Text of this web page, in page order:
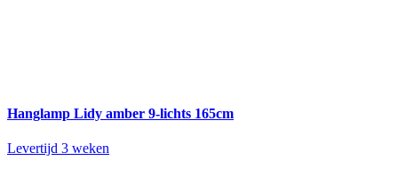
Hanglamp Lidy amber 9-lichts 165cm
Levertijd 3 weken